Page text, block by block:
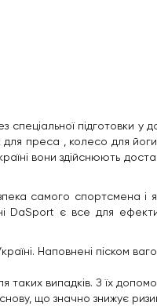
підготовки у
для преса , колесо для
вони здійснюють
самого спортсмена і
DaSport є все для
Наповнені піском
таких випадків. З їх
що значно знижує